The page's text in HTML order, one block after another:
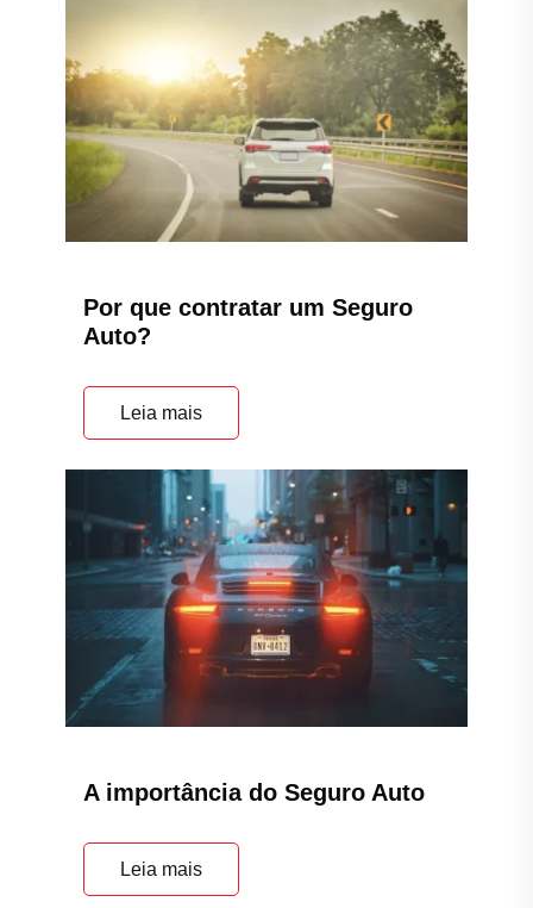
Por que contratar um Seguro
Auto?
Leia mais
A importância do Seguro Auto
Leia mais